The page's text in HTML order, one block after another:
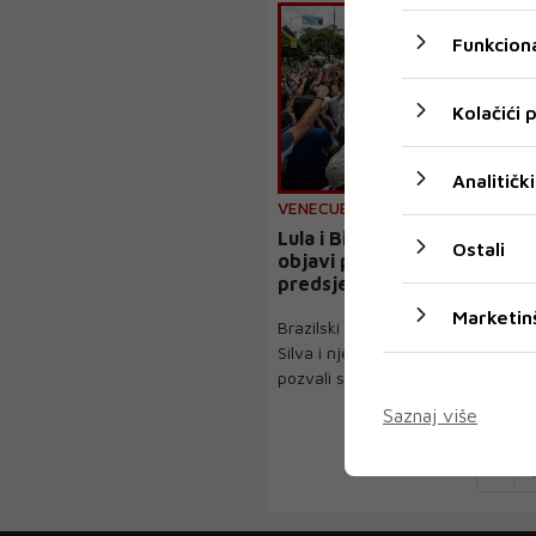
VENECUELA
Lula i Biden pozivaju
objavi potpune rezultate
predsjedničkih izbora
Brazilski predsjednik Luiz Inacio
Silva i njegov američki kolega
pozvali su na ...
Kolačići
Analitički
Ostali
Saznaj više